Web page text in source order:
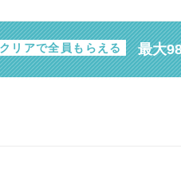
リアで全員もらえる 最大